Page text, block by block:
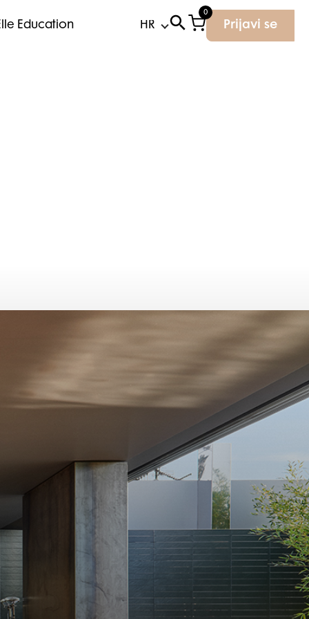
Education
0
Prijavi se